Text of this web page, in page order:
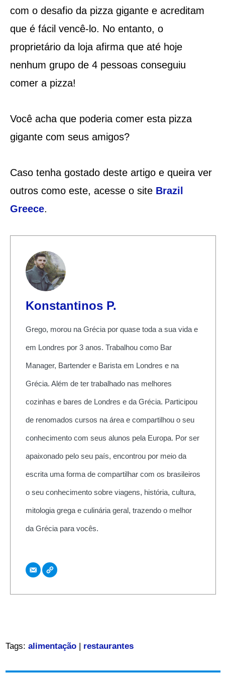
com o desafio da pizza gigante e acreditam
que é fácil vencê-lo. No entanto, o
proprietário da loja afirma que até hoje
nenhum grupo de 4 pessoas conseguiu
comer a pizza!
Você acha que poderia comer esta pizza
gigante com seus amigos?
Caso tenha gostado deste artigo e queira ver
outros como este, acesse o site Brazil
Greece.
Konstantinos P.
Grego, morou na Grécia por quase toda a sua vida e
em Londres por 3 anos. Trabalhou como Bar
Manager, Bartender e Barista em Londres e na
Grécia. Além de ter trabalhado nas melhores
cozinhas e bares de Londres e da Grécia. Participou
de renomados cursos na área e compartilhou o seu
conhecimento com seus alunos pela Europa. Por ser
apaixonado pelo seu país, encontrou por meio da
escrita uma forma de compartilhar com os brasileiros
o seu conhecimento sobre viagens, história, cultura,
mitologia grega e culinária geral, trazendo o melhor
da Grécia para vocês.
Tags: alimentação| restaurantes